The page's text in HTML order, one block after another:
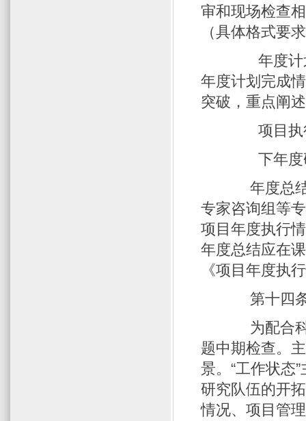
审和现场检查
（具体格式要
年度计划
年度计划完成
突破，重点阐
项目执行
下年度研
年度总结
专家咨询组等
项目年度执行
年度总结应在
《项目年度执
第十四条
为配合科
题中期检查。
景。“工作状态
研究队伍的开
情况、项目管